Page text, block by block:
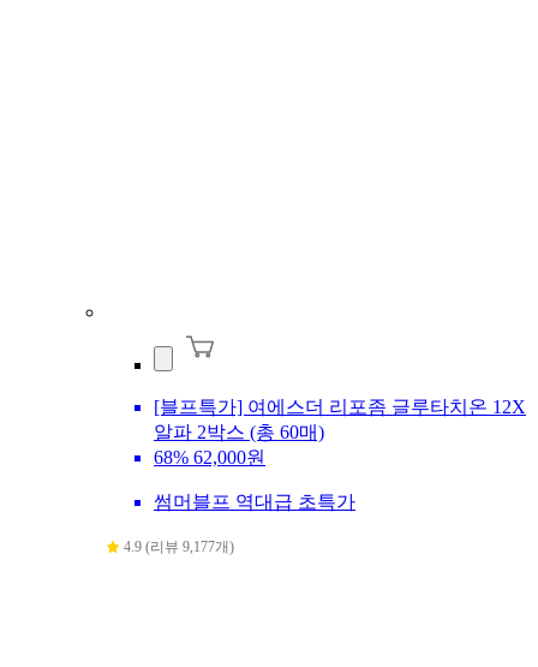
[블프특가] 여에스더 리포좀 글루타치온 12X
알파 2박스 (총 60매)
68% 62,000원
썸머블프 역대급 초특가
4.9 (리뷰 9,177개)